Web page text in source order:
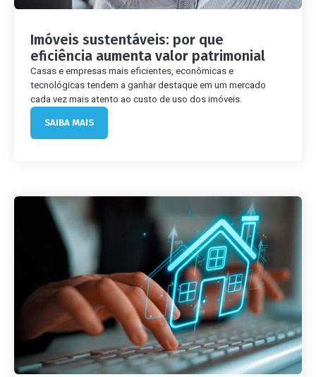
Imóveis sustentáveis: por que
eficiência aumenta valor patrimonial
Casas e empresas mais eficientes, econômicas e
tecnológicas tendem a ganhar destaque em um mercado
cada vez mais atento ao custo de uso dos imóveis.
SAIBA MAIS